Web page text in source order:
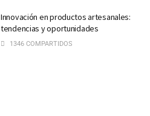
Innovación en productos artesanales:
tendencias y oportunidades
1346 COMPARTIDOS